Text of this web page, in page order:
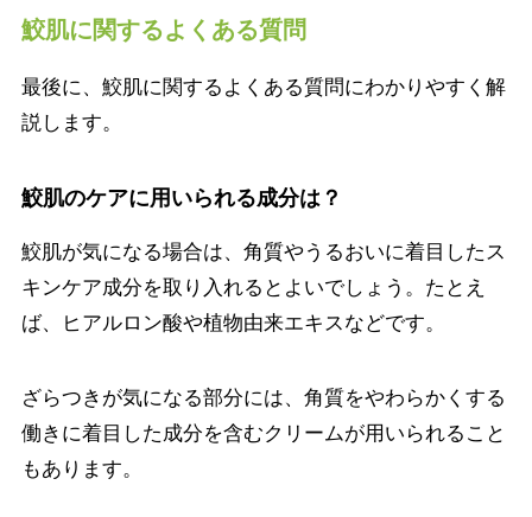
鮫肌に関するよくある質問
最後に、鮫肌に関するよくある質問にわかりやすく解
説します。
鮫肌のケアに用いられる成分は？
鮫肌が気になる場合は、角質やうるおいに着目したス
キンケア成分を取り入れるとよいでしょう。たとえ
ば、ヒアルロン酸や植物由来エキスなどです。
ざらつきが気になる部分には、角質をやわらかくする
働きに着目した成分を含むクリームが用いられること
もあります。